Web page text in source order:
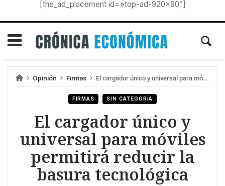
[the_ad_placement id=»top-ad-920×90″]
Opinión Firmas El cargador único y universal para móviles permitirá reducir la basura tecnológica
FIRMAS SIN CATEGORÍA
El cargador único y
universal para móviles
permitirá reducir la
basura tecnológica